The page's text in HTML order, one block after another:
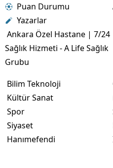
Puan Durumu
Yazarlar
Ankara Özel Hastane | 7/24
Sağlık Hizmeti - A Life Sağlık
Grubu
Bilim Teknoloji
Kültür Sanat
Spor
Siyaset
Hanımefendi